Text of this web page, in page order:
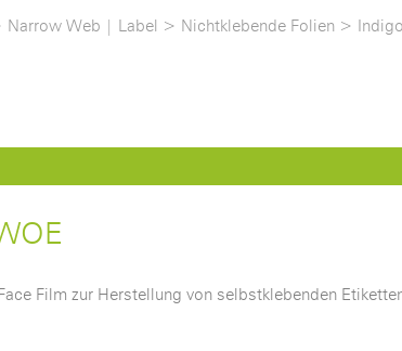
Narrow Web | Label > Nichtklebende Folien > Indigo
Film zur Herstellung von selbstklebenden